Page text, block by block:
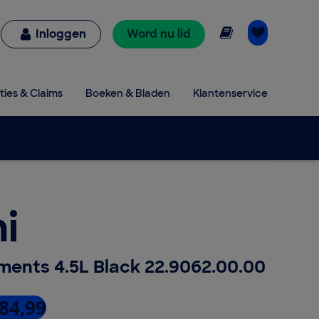
Inloggen Word nu lid Online lezen
& Claims Boeken & Bladen Klantenservice
4.5L Black 22.9062.00.00